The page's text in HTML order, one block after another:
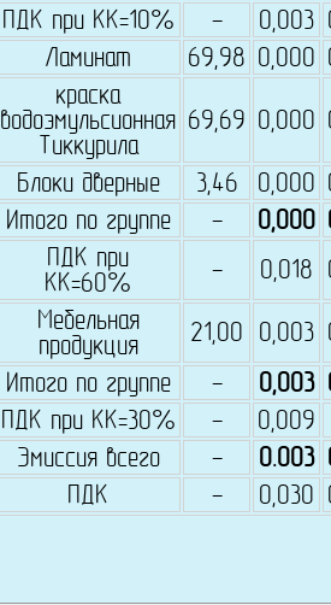
ПДК при КК=10%
- 0,003
Ламинат 69,98 0,000
краска
водоэмульсионная
Тиккурила
69,69 0,000
Блоки дверные 3,46 0,000
Итого по группе
- 0,000
ПДК при
КК=60%
- 0,018
Мебельная
продукция
21,00 0,003
Итого по группе
- 0,003
ПДК при КК=30%
- 0,009
Эмиссия всего - 0.003
ПДК
- 0,030